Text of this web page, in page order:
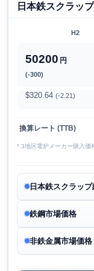
日本鉄スクラッ
H2
50200 円
(-300)
$320.64 (-2.21)
換算レート (TTB)
* 3地区電炉メーカー購入価
日本鉄スクラップ
鉄鋼市場価格
非鉄金属市場価格